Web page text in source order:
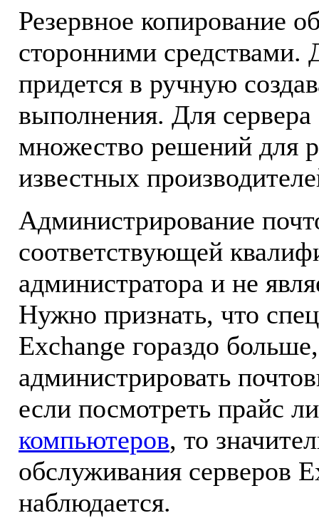
Резервное копирование
сторонними
придется в ручную
выполнения. Для
множество решений для
известных
Администрирование
соответствующей
администратора и не
Нужно признать, что
Exchange гораздо
администрировать
если посмотреть прайс
компьютеров, то
обслуживания серверов
наблюдается.